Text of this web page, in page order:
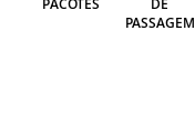
PASSAGEM